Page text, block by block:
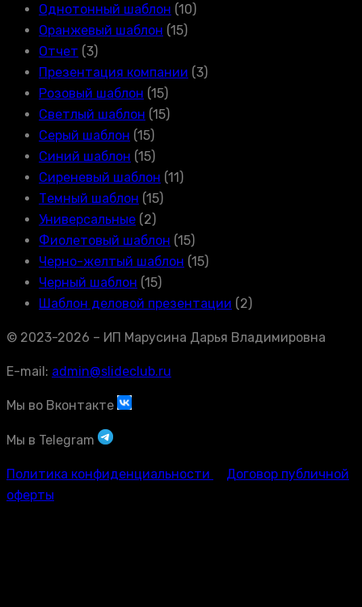
Однотонный шаблон (10)
Оранжевый шаблон (15)
Отчет (3)
Презентация компании (3)
Розовый шаблон (15)
Светлый шаблон (15)
Серый шаблон (15)
Синий шаблон (15)
Сиреневый шаблон (11)
Темный шаблон (15)
Универсальные (2)
Фиолетовый шаблон (15)
Черно-желтый шаблон (15)
Черный шаблон (15)
Шаблон деловой презентации (2)
© 2023-2026 – ИП Марусина Дарья Владимировна
E-mail: admin@slideclub.ru
Мы во Вконтакте
Мы в Telegram
Политика конфиденциальности
Договор публичной
оферты